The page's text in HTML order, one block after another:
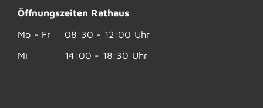
Öffnungszeiten Rathaus
Mo - Fr
08:30 - 12:00 Uhr
Mi
14:00 - 18:30 Uhr